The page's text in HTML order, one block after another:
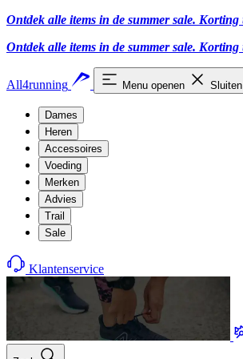
Ontdek alle items in de summer sale. Korting
Ontdek alle items in de summer sale. Korting
All4running Menu openen Sluiten
Dames
Heren
Accessoires
Voeding
Merken
Advies
Trail
Sale
Klantenservice